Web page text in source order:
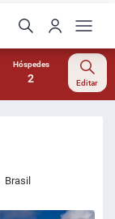
Hóspedes
2 Editar
Brasil